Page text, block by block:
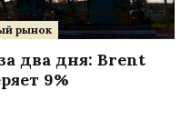
рынок
два дня: Brent
9%